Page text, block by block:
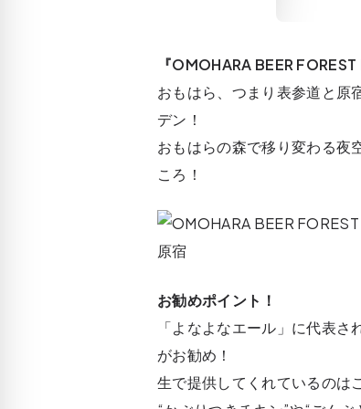
『OMOHARA BEER
おもはら、つまり表参道と原
デン！
おもはらの森で移り変わる夜
ころ！
お勧めポイント！
「よなよなエール」に代表
がお勧め！
生で提供してくれているのは